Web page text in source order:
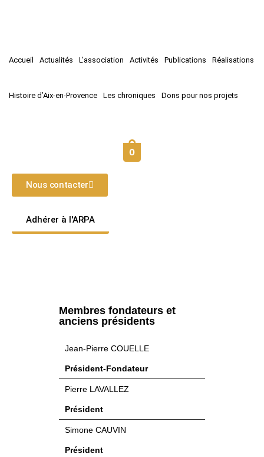
Accueil Actualités L’association Activités Publications Réalisations
Histoire d’Aix-en-Provence Les chroniques Dons pour nos projets
0
Nous contacter
Adhérer à l'ARPA
Membres fondateurs et
anciens présidents
Jean-Pierre COUELLE
Président-Fondateur
Pierre LAVALLEZ
Président
Simone CAUVIN
Président